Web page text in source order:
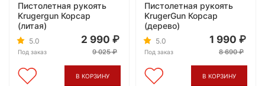
Пистолетная рукоять
Krugergun Корсар
(литая)
5.0
Под заказ
2 990
9 025
В КОРЗИНУ
Пистолетная рукоять
KrugerGun Корсар
(дерево)
5.0
Под заказ
1 990
8 690
В КОРЗИНУ